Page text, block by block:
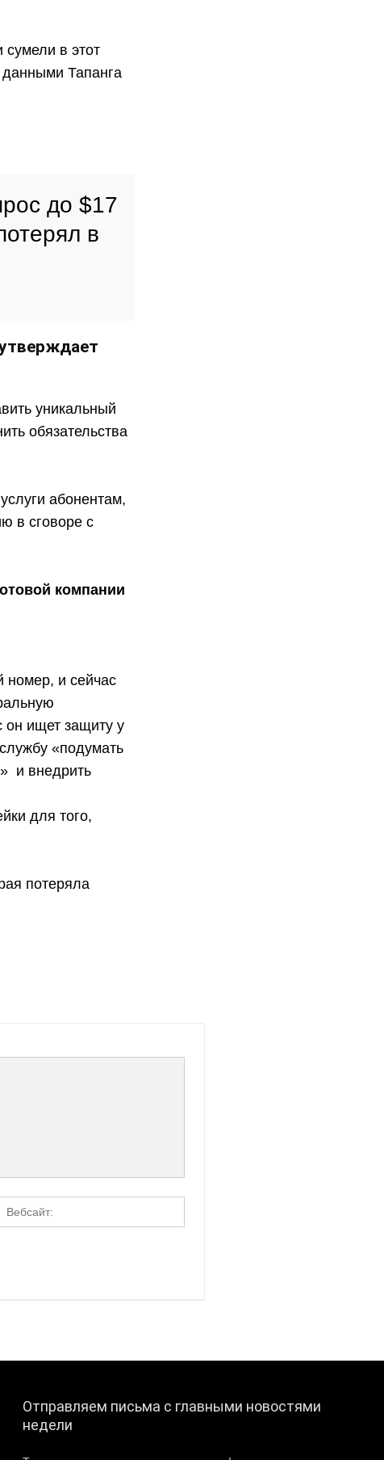
сумели в этот
Тапанга
до $17
в
уникальный
обязательства
абонентам,
в сговоре с
компании
номер, и сейчас
он ищет защиту у
«подумать
и внедрить
для того,
потеряла
Отправляем письма с главными новостями
недели